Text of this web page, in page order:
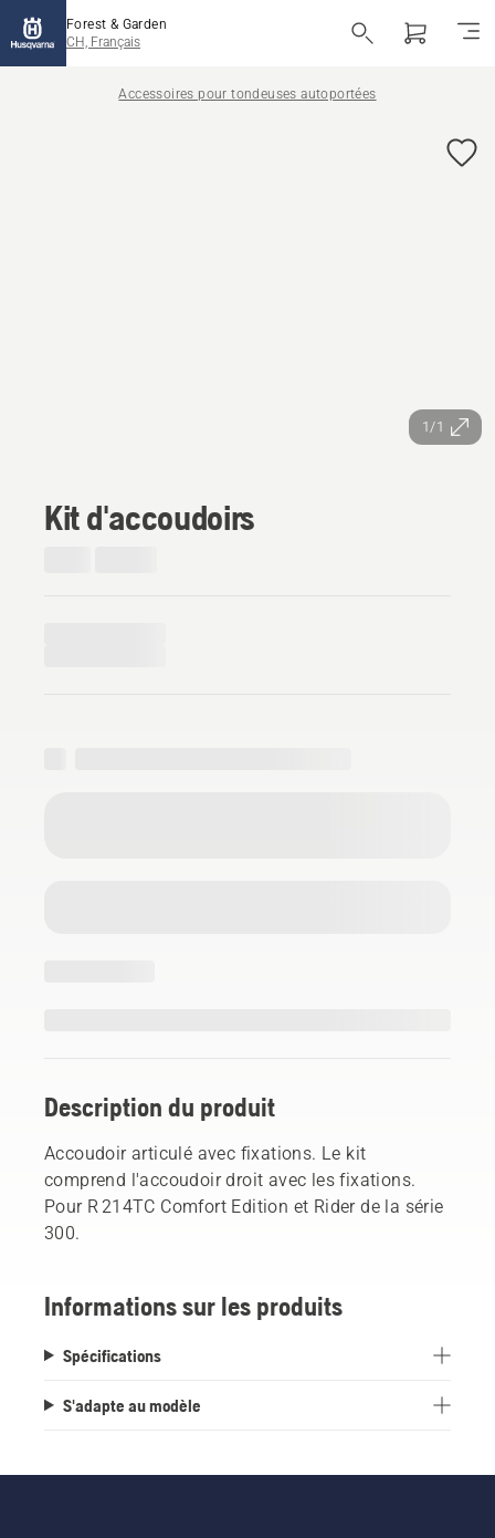
Forest & Garden
CH, Français
Accessoires pour tondeuses autoportées
1/1
Kit d'accoudoirs
Description du produit
Accoudoir articulé avec fixations. Le kit
comprend l'accoudoir droit avec les fixations.
Pour R 214TC Comfort Edition et Rider de la série
300.
Informations sur les produits
Spécifications
S'adapte au modèle